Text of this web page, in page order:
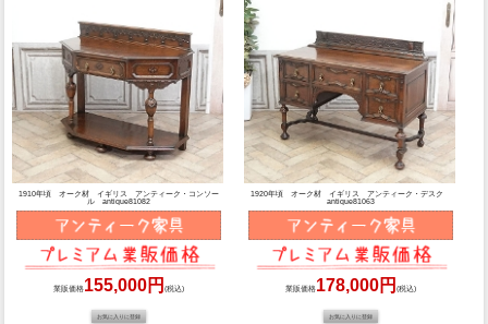
1910年頃 オーク材 イギリス アンティーク・コンソー
ル antique81082
業販価格155,000円(税込)
1920年頃 オーク材 イギリス アンティーク・デスク
antique81063
業販価格178,000円 (税込)